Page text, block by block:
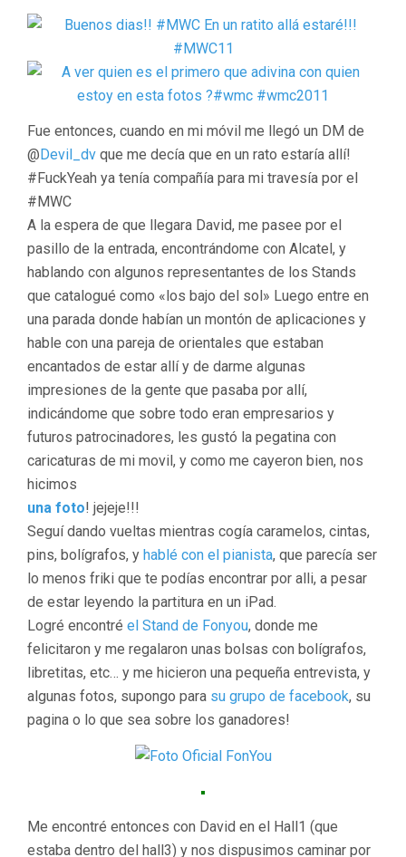
Fue entonces, cuando en mi móvil me llegó un DM de
@ Devil_dv que me decía que en un rato estaría allí!
#FuckYeah ya tenía compañía para mi travesía por el
#MWC
A la espera de que llegara David, me pasee por el
pasillo de la entrada, encontrándome con Alcatel, y
hablando con algunos representantes de los Stands
que catalogué como «los bajo del sol» Luego entre en
una parada donde habían un montón de aplicaciones y
hable con una pareja de orientales que estaban
encantados de estar allí y de darme algunas
impresiones de la gente que pasaba por allí,
indicándome que sobre todo eran empresarios y
futuros patrocinadores, les gustó la pegatina con
caricaturas de mi movil, y como me cayeron bien, nos
hicimos
una foto! jejeje!!!
Seguí dando vueltas mientras cogía caramelos, cintas,
pins, bolígrafos, y hablé con el pianista, que parecía ser
lo menos friki que te podías encontrar por alli, a pesar
de estar leyendo la partitura en un iPad.
Logré encontré el Stand de Fonyou, donde me
felicitaron y me regalaron unas bolsas con bolígrafos,
libretitas, etc… y me hicieron una pequeña entrevista, y
algunas fotos, supongo para su grupo de facebook, su
pagina o lo que sea sobre los ganadores!
Me encontré entonces con David en el Hall1 (que
estaba dentro del hall3) y nos dispusimos caminar por